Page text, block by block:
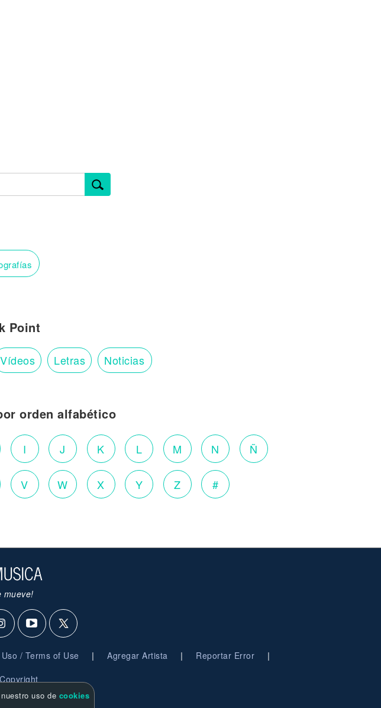
Point
Vídeos Letras Noticias
orden alfabético
I J K L M N Ñ
V W X Y Z #
mueve!
/ Terms of Use | Agregar Artista | Reportar Error |
Copyright
uso de cookies